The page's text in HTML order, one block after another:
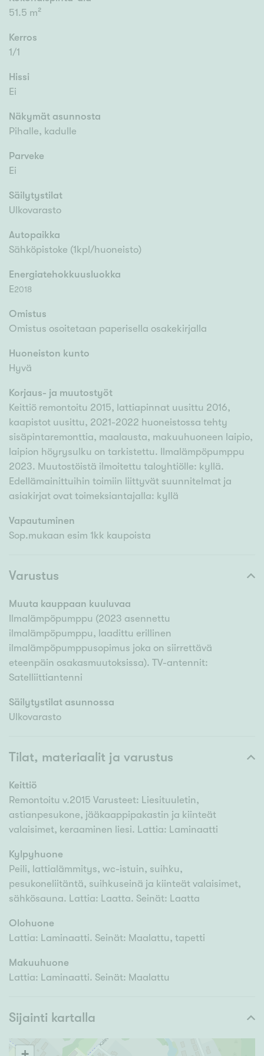
51.5 m²
Kerros
1/1
Hissi
Ei
Näkymät asunnosta
Pihalle, kadulle
Parveke
Ei
Säilytystilat
Ulkovarasto
Autopaikka
Sähköpistoke (1kpl/huoneisto)
Energiatehokkuusluokka
E2018
Omistus
Omistus osoitetaan paperisella osakekirjalla
Huoneiston kunto
Hyvä
Korjaus- ja muutostyöt
Keittiö remontoitu 2015, lattiapinnat uusittu 2016,
kaapistot uusittu, 2021-2022 huoneistossa tehty
sisäpintaremonttia, maalausta, makuuhuoneen laipio,
laipion höyrysulku on tarkistettu. Ilmalämpöpumppu
2023. Muutostöistä ilmoitettu taloyhtiölle: kyllä.
Edellämainittuihin toimiin liittyvät suunnitelmat ja
asiakirjat ovat toimeksiantajalla: kyllä
Vapautuminen
Sop.mukaan esim 1kk kaupoista
Varustus
Muuta kauppaan kuuluvaa
Ilmalämpöpumppu (2023 asennettu
ilmalämpöpumppu, laadittu erillinen
ilmalämpöpumppusopimus joka on siirrettävä
eteenpäin osakasmuutoksissa). TV-antennit:
Satelliittiantenni
Säilytystilat asunnossa
Ulkovarasto
Tilat, materiaalit ja varustus
Keittiö
Remontoitu v.2015 Varusteet: Liesituuletin,
astianpesukone, jääkaappipakastin ja kiinteät
valaisimet, keraaminen liesi. Lattia: Laminaatti
Kylpyhuone
Peili, lattialämmitys, wc-istuin, suihku,
pesukoneliitäntä, suihkuseinä ja kiinteät valaisimet,
sähkösauna. Lattia: Laatta. Seinät: Laatta
Olohuone
Lattia: Laminaatti. Seinät: Maalattu, tapetti
Makuuhuone
Lattia: Laminaatti. Seinät: Maalattu
Sijainti kartalla